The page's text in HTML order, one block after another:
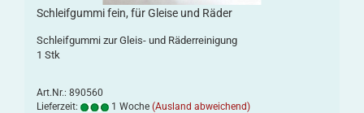
Schleifgummi fein, für Gleise und Räder
Schleifgummi zur Gleis- und Räderreinigung
1 Stk
Art.Nr.: 890560
Lieferzeit:
1 Woche (Ausland abweichend)